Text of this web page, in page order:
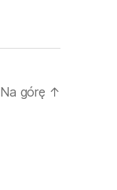
Na górę ↑